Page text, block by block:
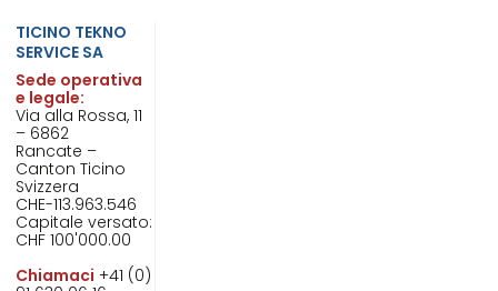
TICINO TEKNO
SERVICE SA
Sede operativa
e legale:
Via alla Rossa, 11
– 6862
Rancate –
Canton Ticino
Svizzera
CHE-113.963.546
Capitale versato:
CHF 100'000.00
Chiamaci +41 (0)